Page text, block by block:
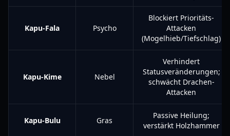
Kapu-Fala Psycho
Blockiert Prioritäts-
Attacken
(Mogelhieb/Tiefschlag)
Kapu-Kime Nebel
Verhindert
Statusveränderungen;
schwächt Drachen-
Attacken
Kapu-Bulu Gras
Passive Heilung;
verstärkt Holzhammer